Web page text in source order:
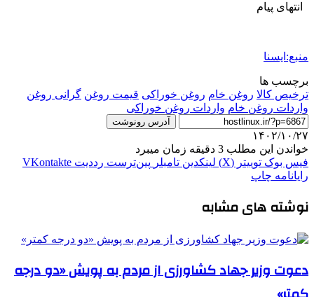
انتهای پیام
منبع:ایسنا
برچسب ها
ترخیص کالا روغن خام روغن خوراکی قیمت روغن گرانی روغن
واردات روغن خام واردات روغن خوراکی
آدرس رونوشت
۱۴۰۲/۱۰/۲۷
خواندن این مطلب 3 دقیقه زمان میبرد
فیس بوک توییتر (X) لینکدین ‫تامبلر ‫پین‌ترست ‫رددیت ‫VKontakte
رایانامه چاپ
نوشته های مشابه
دعوت وزیر جهاد کشاورزی از مردم به پویش «دو درجه